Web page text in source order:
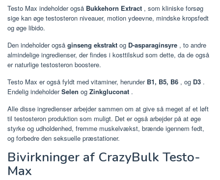
Testo Max indeholder også Bukkehorn Extract , som kliniske forsøg
sige kan øge testosteron niveauer, motion ydeevne, mindske kropsfedt
og øge libido.
Den indeholder også ginseng ekstrakt og D-asparaginsyre , to andre
almindelige ingredienser, der findes i kosttilskud som dette, da de også
er naturlige testosteron boostere.
Testo Max er også fyldt med vitaminer, herunder B1, B5, B6 , og D3 .
Endelig indeholderSelen og Zinkgluconat .
Alle disse ingredienser arbejder sammen om at give så meget af et løft
til testosteron produktion som muligt. Det er også arbejder på at øge
styrke og udholdenhed, fremme muskelvækst, brænde igennem fedt,
og forbedre den seksuelle præstationer.
Bivirkninger af CrazyBulk Testo-
Max